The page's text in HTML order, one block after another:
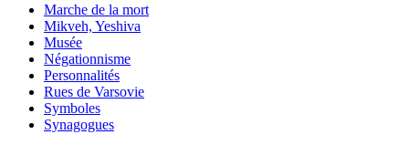
Marche de la mort
Mikveh, Yeshiva
Musée
Négationnisme
Personnalités
Rues de Varsovie
Symboles
Synagogues